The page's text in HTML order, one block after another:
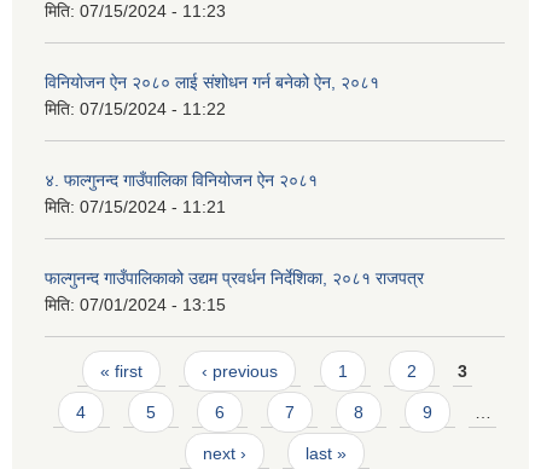
मिति: 07/15/2024 - 11:23
विनियोजन ऐन २०८० लाई संशोधन गर्न बनेको ऐन, २०८१
मिति: 07/15/2024 - 11:22
४. फाल्गुनन्द गाउँपालिका विनियोजन ऐन २०८१
मिति: 07/15/2024 - 11:21
फाल्गुनन्द गाउँपालिकाको उद्यम प्रवर्धन निर्देशिका, २०८१ राजपत्र
मिति: 07/01/2024 - 13:15
Pages
« first ‹ previous 1 2 3
4 5 6 7 8 9
next › last »